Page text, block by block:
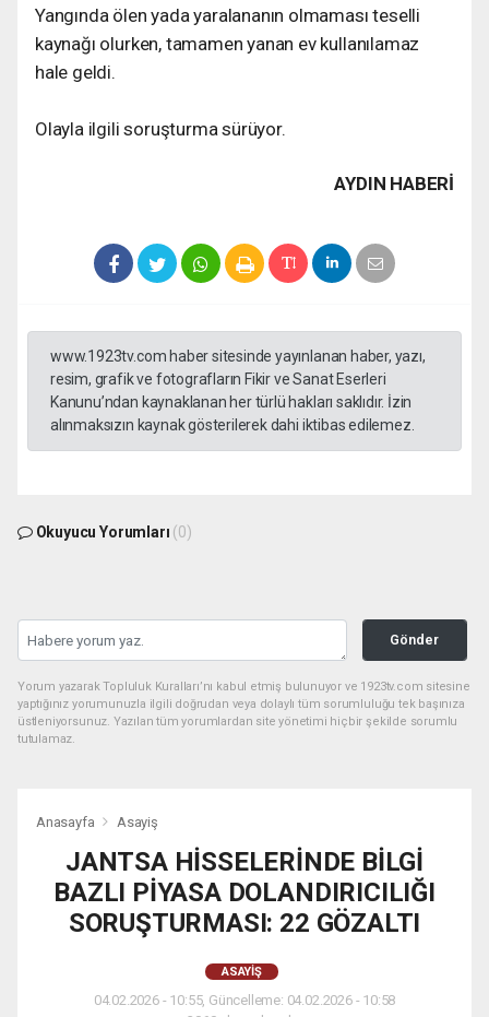
Yangında ölen yada yaralananın olmaması teselli
kaynağı olurken, tamamen yanan ev kullanılamaz
hale geldi.
Olayla ilgili soruşturma sürüyor.
AYDIN HABERİ
www.1923tv.com haber sitesinde yayınlanan haber, yazı,
resim, grafik ve fotografların Fikir ve Sanat Eserleri
Kanunu’ndan kaynaklanan her türlü hakları saklıdır. İzin
alınmaksızın kaynak gösterilerek dahi iktibas edilemez.
Okuyucu Yorumları (0)
Gönder
Yorum yazarak Topluluk Kuralları’nı kabul etmiş bulunuyor ve 1923tv.com sitesine
yaptığınız yorumunuzla ilgili doğrudan veya dolaylı tüm sorumluluğu tek başınıza
üstleniyorsunuz. Yazılan tüm yorumlardan site yönetimi hiçbir şekilde sorumlu
tutulamaz.
Anasayfa Asayiş
JANTSA HİSSELERİNDE BİLGİ
BAZLI PİYASA DOLANDIRICILIĞI
SORUŞTURMASI: 22 GÖZALTI
ASAYIŞ
04.02.2026 - 10:55, Güncelleme: 04.02.2026 - 10:58